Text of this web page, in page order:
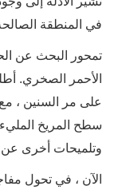
في المنطقة
تمحور البحث عن
الأحمر الصخري.
على مر السنين ،
سطح المريخ
وتلميحات أخرى عن
الآن ، في تحول